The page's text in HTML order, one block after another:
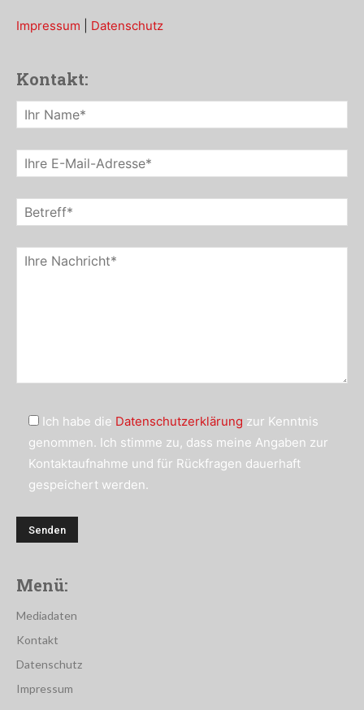
Impressum Datenschutz
Kontakt:
Ich habe die Datenschutzerklärung zur Kenntnis
genommen. Ich stimme zu, dass meine Angaben zur
Kontaktaufnahme und für Rückfragen dauerhaft
gespeichert werden.
Menü:
Mediadaten
Kontakt
Datenschutz
Impressum